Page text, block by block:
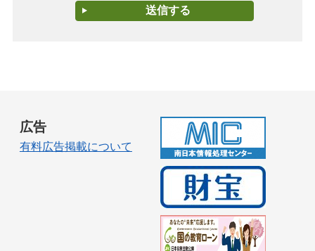
広告
有料広告掲載について